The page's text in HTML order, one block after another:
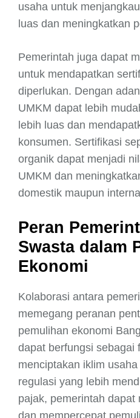
usaha untuk
luas dan meningkatkan
Pemerintah juga dapat
untuk mendapatkan
diperlukan. Dengan
UMKM dapat lebih
lebih luas dan
konsumen. Sertifikasi
organik dapat menjadi
UMKM dan
domestik maupun
Peran
Swasta dalam
Ekonomi
Kolaborasi antara
memegang peranan
pemulihan ekonomi
dapat berfungsi sebagai
menciptakan iklim
regulasi yang lebih
pajak, pemerintah dapat
dan mempercepat